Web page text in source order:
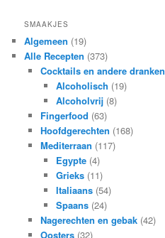
SMAAKJES
Algemeen (19)
Alle Recepten (373)
Cocktails en andere dranken
Alcoholisch (19)
Alcoholvrij (8)
Fingerfood (63)
Hoofdgerechten (168)
Mediterraan (117)
Egypte (4)
Grieks (11)
Italiaans (54)
Spaans (24)
Nagerechten en gebak(42)
Oosters(32)